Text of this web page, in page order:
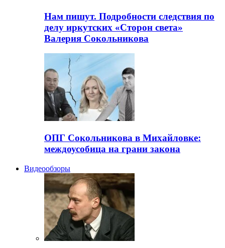
Нам пишут. Подробности следствия по
делу иркутских «Сторон света»
Валерия Сокольникова
ОПГ Сокольникова в Михайловке:
междоусобица на грани закона
Видеообзоры